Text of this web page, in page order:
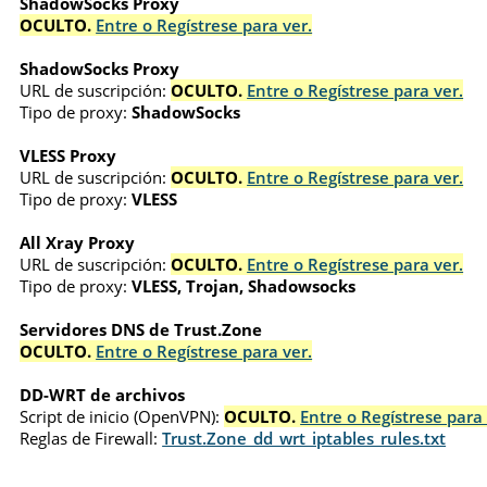
OCULTO. Entre o Regístrese para ver.
ShadowSocks Proxy
URL de suscripción: OCULTO. Entre o Regístrese para ver.
Tipo de proxy: ShadowSocks
VLESS Proxy
URL de suscripción: OCULTO. Entre o Regístrese para ver.
Tipo de proxy: VLESS
All Xray Proxy
URL de suscripción: OCULTO. Entre o Regístrese para ver.
Tipo de proxy: VLESS, Trojan, Shadowsocks
Servidores DNS de Trust.Zone
OCULTO. Entre o Regístrese para ver.
DD-WRT de archivos
Script de inicio (OpenVPN): OCULTO. Entre o Regístrese
Reglas de Firewall: Trust.Zone_dd_wrt_iptables_rules.txt